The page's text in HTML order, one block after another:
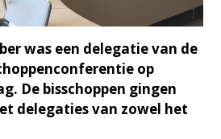
was een delegatie van de
op
De bisschoppen gingen
delegaties van zowel het